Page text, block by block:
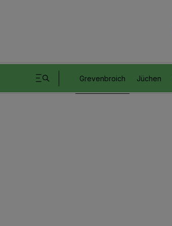
Grevenbroich Jüchen